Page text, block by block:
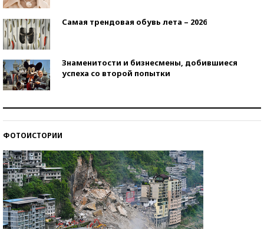
Самая трендовая обувь лета – 2026
Знаменитости и бизнесмены, добившиеся
успеха со второй попытки
ФОТОИСТОРИИ